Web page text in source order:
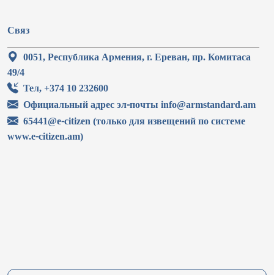
Связ
0051, Республика Армения, г. Ереван, пр. Комитаса
49/4
Тел, +374 10 232600
Официальный адрес эл-почты info@armstandard.am
65441@e-citizen (только для извещений по системе
www.e-citizen.am)